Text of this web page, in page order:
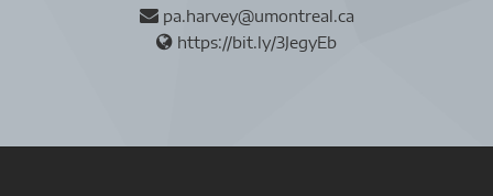
pa.harvey@umontreal.ca
https://bit.ly/3JegyEb